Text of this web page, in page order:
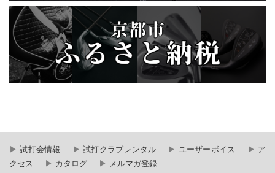
試打会情報 試打クラブレンタル ユーザーボイス
ア
クセス
カタログ メルマガ登録